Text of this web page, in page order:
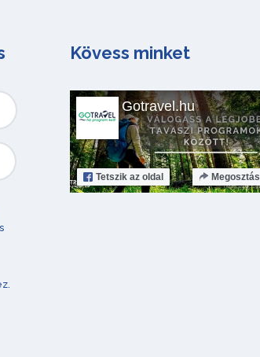
Kövess minket
Gotravel.hu
Tetszik az oldal Megosztás